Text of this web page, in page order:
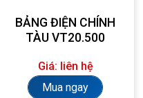
BẢNG ĐIỆN CHÍNH
TÀU VT20.500
Giá: liên hệ
Mua ngay